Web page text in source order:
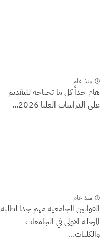
منذ عام
هام جداً كل ما تحتاجه للتقديم
على الدراسات العليا 2026...
منذ عام
القوانين الجامعية مهم جدا لطلبة
المرحلة الاولى في الجامعات
والكليات...